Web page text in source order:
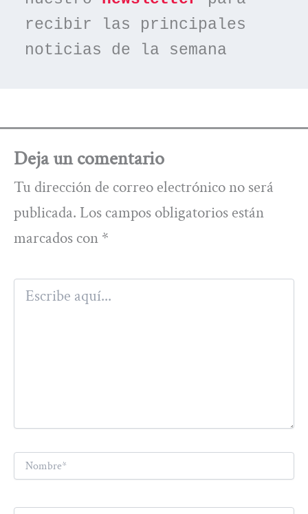
recibir las principales
noticias de la semana
Deja un comentario
Tu dirección de correo electrónico no será
publicada. Los campos obligatorios están
marcados con *
Escribe
aquí...